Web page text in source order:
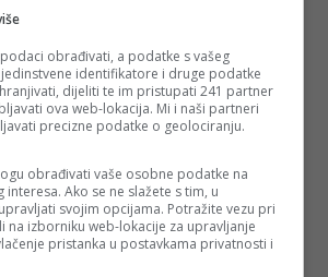
obrađivati, a podatke s vašeg
identifikatore i druge podatke
dijeliti te im pristupati 241 partner
ova web-lokacija. Mi i naši partneri
precizne podatke o geolociranju.
obrađivati vaše osobne podatke na
Ako se ne slažete s tim, u
svojim opcijama. Potražite vezu pri
na izborniku web-lokacije za upravljanje
pristanka u postavkama privatnosti i